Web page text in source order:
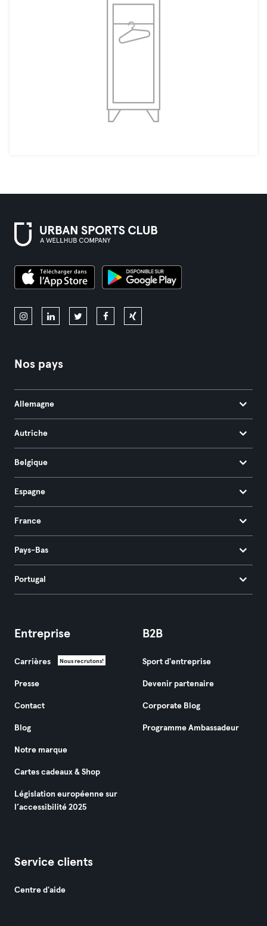
Nos pays
Allemagne
Autriche
Belgique
Espagne
France
Pays-Bas
Portugal
Entreprise
Carrières Nous recrutons!
Presse
Contact
Blog
Notre marque
Cartes cadeaux & Shop
Législation européenne sur
l’accessibilité 2025
B2B
Sport d'entreprise
Devenir partenaire
Corporate Blog
Programme Ambassadeur
Service clients
Centre d'aide